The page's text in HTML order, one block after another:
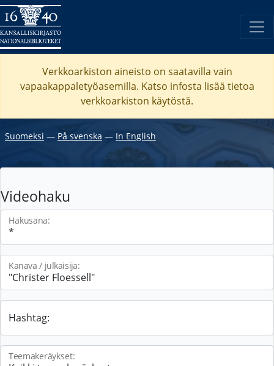
Verkkoarkiston aineisto on saatavilla vain
vapaakappaletyöasemilla. Katso infosta lisää tietoa
verkkoarkiston käytöstä.
Suomeksi ― På svenska ― In English
Videohaku
Hakusana:
Kanava / julkaisija:
Hashtag:
Teemakeräykset: